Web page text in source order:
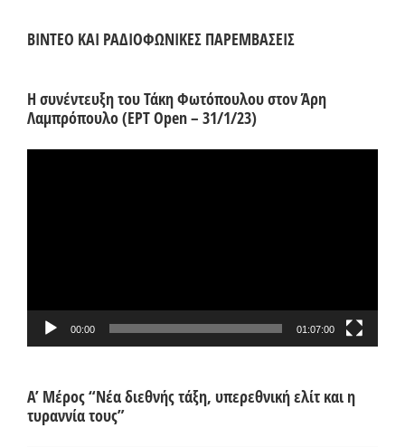
ΒΙΝΤΕΟ ΚΑΙ ΡΑΔΙΟΦΩΝΙΚΕΣ ΠΑΡΕΜΒΑΣΕΙΣ
Η συνέντευξη του Τάκη Φωτόπουλου στον Άρη
Λαμπρόπουλο (ΕΡΤ Open – 31/1/23)
00:00 01:07:00
Α’ Μέρος “Νέα διεθνής τάξη, υπερεθνική ελίτ και η
τυραννία τους”